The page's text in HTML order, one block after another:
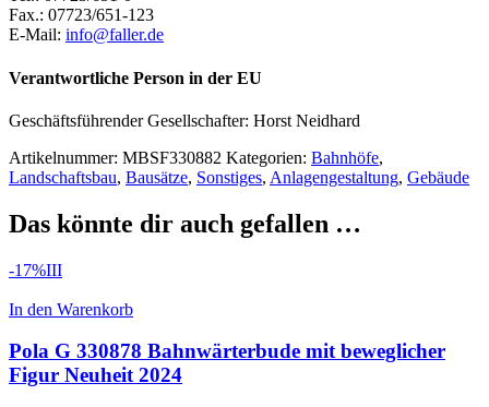
Fax.: 07723/651-123
E-Mail: info@faller.de
Verantwortliche Person in der EU
Geschäftsführender Gesellschafter: Horst Neidhard
Artikelnummer: MBSF330882 Kategorien: Bahnhöfe,
Landschaftsbau, Bausätze, Sonstiges, Anlagengestaltung, Gebäude
Das könnte dir auch gefallen …
-17%III
In den Warenkorb
Pola G 330878 Bahnwärterbude mit beweglicher
Figur Neuheit 2024